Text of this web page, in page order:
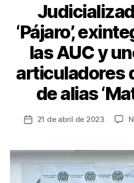
‘Pájaro’,
las AUC y
articuladores
de alias
Fecha
entrada
21 de abril de 2023